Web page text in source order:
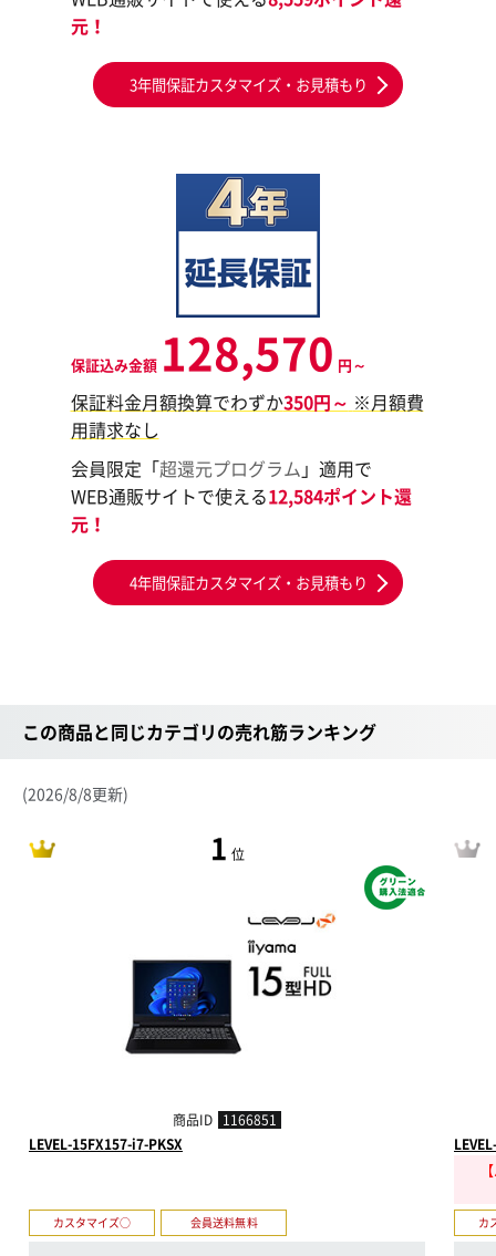
元！
3年間保証カスタマイズ・お見積もり
保証込み金額 128,570 円～
保証料金月額換算でわずか350円～ ※月額費
用請求なし
会員限定「超還元プログラム 」適用で
WEB通販サイトで使える12,584ポイント還
元！
4年間保証カスタマイズ・お見積もり
この商品と同じカテゴリの売れ筋ランキング
(2026/8/8更新)
1 位
商品ID 1166851
LEVEL-15FX157-i7-PKSX
カスタマイズ○ 会員送料無料 カ